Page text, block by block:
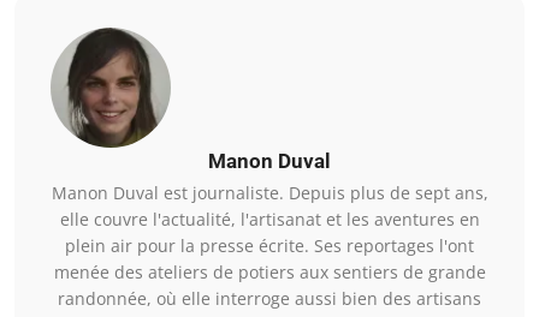
Manon Duval
Manon Duval est journaliste. Depuis plus de sept ans,
elle couvre l'actualité, l'artisanat et les aventures en
plein air pour la presse écrite. Ses reportages l'ont
menée des ateliers de potiers aux sentiers de grande
randonnée, où elle interroge aussi bien des artisans